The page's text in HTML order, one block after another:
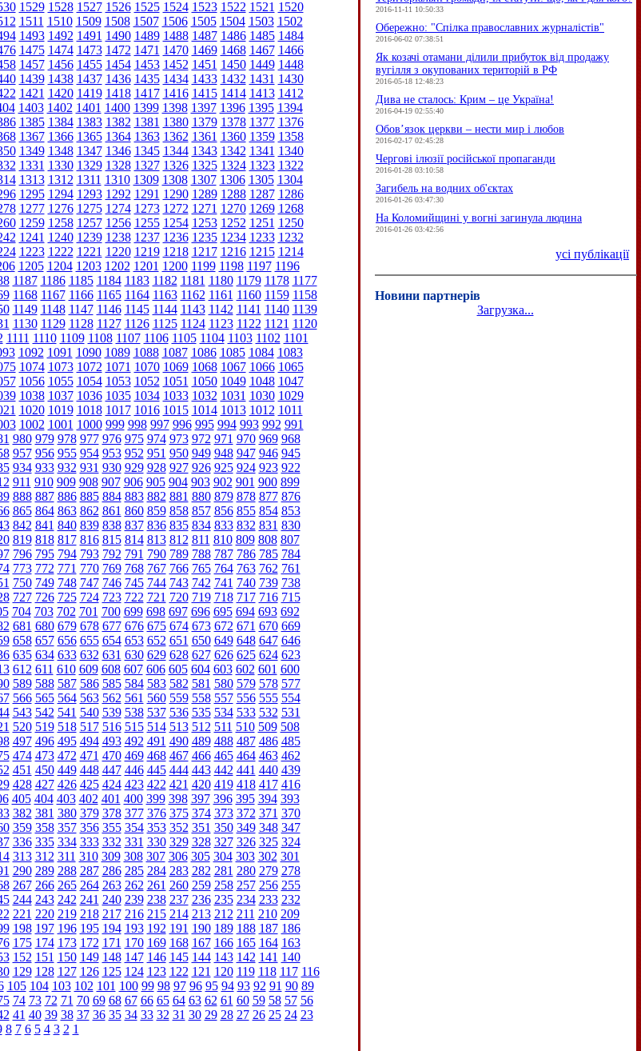
1529 1528 1527 1526 1525 1524 1523 1522 1521 1520
1511 1510 1509 1508 1507 1506 1505 1504 1503 1502
1493 1492 1491 1490 1489 1488 1487 1486 1485 1484
1475 1474 1473 1472 1471 1470 1469 1468 1467 1466
1457 1456 1455 1454 1453 1452 1451 1450 1449 1448
1439 1438 1437 1436 1435 1434 1433 1432 1431 1430
1421 1420 1419 1418 1417 1416 1415 1414 1413 1412
1403 1402 1401 1400 1399 1398 1397 1396 1395 1394
1385 1384 1383 1382 1381 1380 1379 1378 1377 1376
1367 1366 1365 1364 1363 1362 1361 1360 1359 1358
1349 1348 1347 1346 1345 1344 1343 1342 1341 1340
1331 1330 1329 1328 1327 1326 1325 1324 1323 1322
1313 1312 1311 1310 1309 1308 1307 1306 1305 1304
1295 1294 1293 1292 1291 1290 1289 1288 1287 1286
1277 1276 1275 1274 1273 1272 1271 1270 1269 1268
1259 1258 1257 1256 1255 1254 1253 1252 1251 1250
1241 1240 1239 1238 1237 1236 1235 1234 1233 1232
1223 1222 1221 1220 1219 1218 1217 1216 1215 1214
1205 1204 1203 1202 1201 1200 1199 1198 1197 1196
1187 1186 1185 1184 1183 1182 1181 1180 1179 1178 1177
1168 1167 1166 1165 1164 1163 1162 1161 1160 1159 1158
1149 1148 1147 1146 1145 1144 1143 1142 1141 1140 1139
1130 1129 1128 1127 1126 1125 1124 1123 1122 1121 1120
1111 1110 1109 1108 1107 1106 1105 1104 1103 1102 1101
1092 1091 1090 1089 1088 1087 1086 1085 1084 1083
1074 1073 1072 1071 1070 1069 1068 1067 1066 1065
1056 1055 1054 1053 1052 1051 1050 1049 1048 1047
1038 1037 1036 1035 1034 1033 1032 1031 1030 1029
1020 1019 1018 1017 1016 1015 1014 1013 1012 1011
1002 1001 1000 999 998 997 996 995 994 993 992 991
980 979 978 977 976 975 974 973 972 971 970 969 968
957 956 955 954 953 952 951 950 949 948 947 946 945
934 933 932 931 930 929 928 927 926 925 924 923 922
911 910 909 908 907 906 905 904 903 902 901 900 899
888 887 886 885 884 883 882 881 880 879 878 877 876
865 864 863 862 861 860 859 858 857 856 855 854 853
842 841 840 839 838 837 836 835 834 833 832 831 830
819 818 817 816 815 814 813 812 811 810 809 808 807
796 795 794 793 792 791 790 789 788 787 786 785 784
773 772 771 770 769 768 767 766 765 764 763 762 761
750 749 748 747 746 745 744 743 742 741 740 739 738
727 726 725 724 723 722 721 720 719 718 717 716 715
704 703 702 701 700 699 698 697 696 695 694 693 692
681 680 679 678 677 676 675 674 673 672 671 670 669
658 657 656 655 654 653 652 651 650 649 648 647 646
635 634 633 632 631 630 629 628 627 626 625 624 623
612 611 610 609 608 607 606 605 604 603 602 601 600
589 588 587 586 585 584 583 582 581 580 579 578 577
566 565 564 563 562 561 560 559 558 557 556 555 554
543 542 541 540 539 538 537 536 535 534 533 532 531
520 519 518 517 516 515 514 513 512 511 510 509 508
497 496 495 494 493 492 491 490 489 488 487 486 485
474 473 472 471 470 469 468 467 466 465 464 463 462
451 450 449 448 447 446 445 444 443 442 441 440 439
428 427 426 425 424 423 422 421 420 419 418 417 416
405 404 403 402 401 400 399 398 397 396 395 394 393
382 381 380 379 378 377 376 375 374 373 372 371 370
359 358 357 356 355 354 353 352 351 350 349 348 347
336 335 334 333 332 331 330 329 328 327 326 325 324
313 312 311 310 309 308 307 306 305 304 303 302 301
290 289 288 287 286 285 284 283 282 281 280 279 278
267 266 265 264 263 262 261 260 259 258 257 256 255
244 243 242 241 240 239 238 237 236 235 234 233 232
221 220 219 218 217 216 215 214 213 212 211 210 209
198 197 196 195 194 193 192 191 190 189 188 187 186
175 174 173 172 171 170 169 168 167 166 165 164 163
152 151 150 149 148 147 146 145 144 143 142 141 140
129 128 127 126 125 124 123 122 121 120 119 118 117 116
105 104 103 102 101 100 99 98 97 96 95 94 93 92 91 90 89
74 73 72 71 70 69 68 67 66 65 64 63 62 61 60 59 58 57 56
41 40 39 38 37 36 35 34 33 32 31 30 29 28 27 26 25 24 23
8 7 6 5 4 3 2 1
2016-11-11 10:50:33
Обережно: "Спілка православних журналістів"
2016-06-02 07:38:51
Як козачі отамани ділили прибуток від продажу
вугілля з окупованих територій в РФ
2016-05-18 12:48:23
Дива не сталось: Крим – це Україна!
2016-04-19 02:55:40
Обов’язок церкви – нести мир і любов
2016-02-17 02:45:28
Чергові ілюзії російської пропаганди
2016-01-28 03:10:58
Загибель на водних об'єктах
2016-01-26 03:47:30
На Коломийщині у вогні загинула людина
2016-01-26 03:42:56
усі публікації
Новини партнерів
Загрузка...